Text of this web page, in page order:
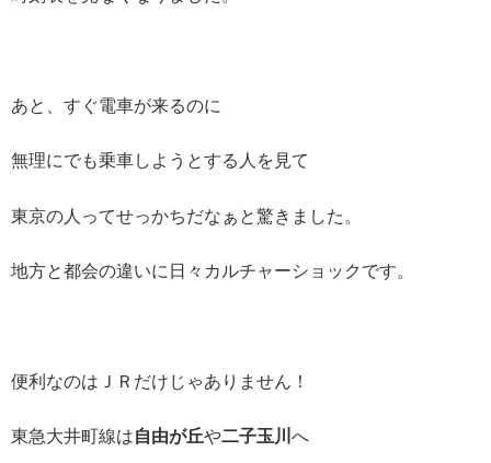
あと、すぐ電車が来るのに
無理にでも乗車しようとする人を見て
東京の人ってせっかちだなぁと驚きました。
地方と都会の違いに日々カルチャーショックです。
便利なのはＪＲだけじゃありません！
東急大井町線は自由が丘や二子玉川 へ